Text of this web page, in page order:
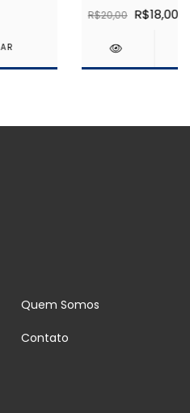
R$20,00 R$18,00
Quem Somos
Contato